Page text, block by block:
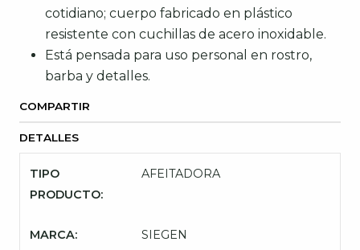
cotidiano; cuerpo fabricado en plástico
resistente con cuchillas de acero inoxidable.
Está pensada para uso personal en rostro,
barba y detalles.
COMPARTIR
DETALLES
TIPO
PRODUCTO:
AFEITADORA
MARCA: SIEGEN